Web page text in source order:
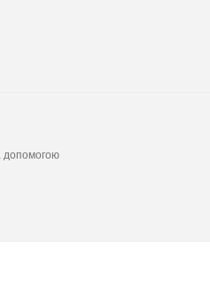
допомогою